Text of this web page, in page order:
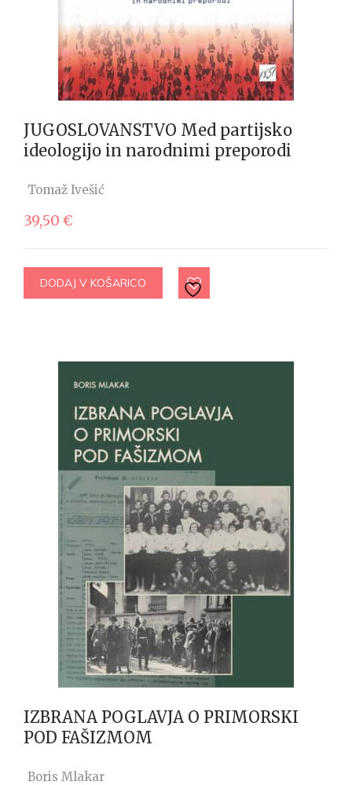
JUGOSLOVANSTVO Med partijsko
ideologijo in narodnimi preporodi
Tomaž Ivešić
39,50 €
DODAJ V KOŠARICO
IZBRANA POGLAVJA O PRIMORSKI
POD FAŠIZMOM
Boris Mlakar